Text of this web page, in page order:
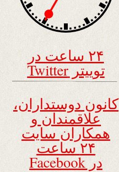
۲۴ ساعت در
توییتر Twitter
کانون دوستداران،
علاقمندان و
همکاران سایت
۲۴ ساعت
در Facebook